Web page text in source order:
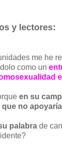
y lectores:
me he
como un
en su
que no
palabra de